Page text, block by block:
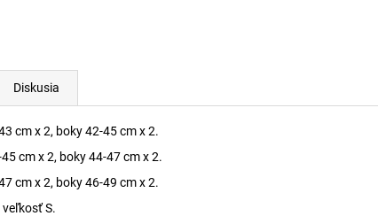
Diskusia
cm x 2, boky 42-45 cm x 2.
cm x 2, boky 44-47 cm x 2.
cm x 2, boky 46-49 cm x 2.
S.